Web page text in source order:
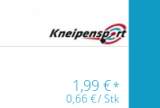
1,99€*
0,66€/Stk